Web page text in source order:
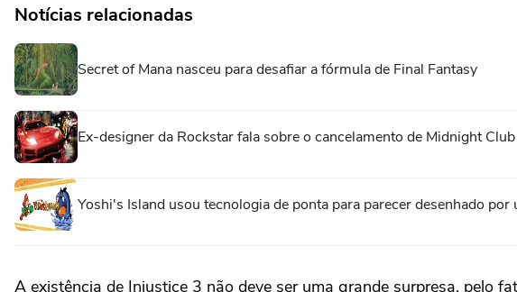
Notícias relacionadas
Secret of Mana nasceu para desafiar a fórmula de Final Fantasy
Ex-designer da Rockstar fala sobre o cancelamento de Midnight
Yoshi's Island usou tecnologia de ponta para parecer desenhado por
A existência de Injustice 3 não deve ser uma grande surpresa, pelo